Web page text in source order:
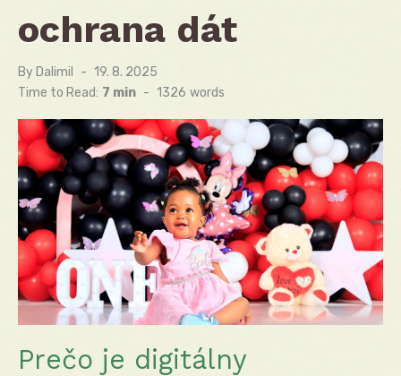
ochrana dát
By Dalimil
Posted
on
19. 8. 2025
Time to Read: 7 min - 1326 words
Prečo je digitálny